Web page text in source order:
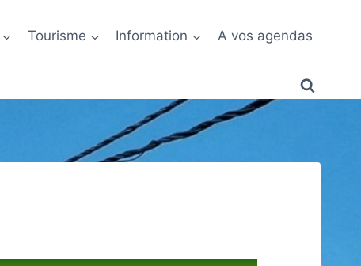
Tourisme Information A vos agendas